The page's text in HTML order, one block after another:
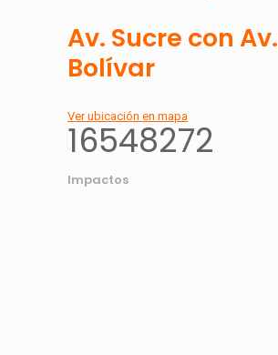
Av. Sucre con Av.
Bolívar
Ver ubicación en mapa
16548272
Impactos